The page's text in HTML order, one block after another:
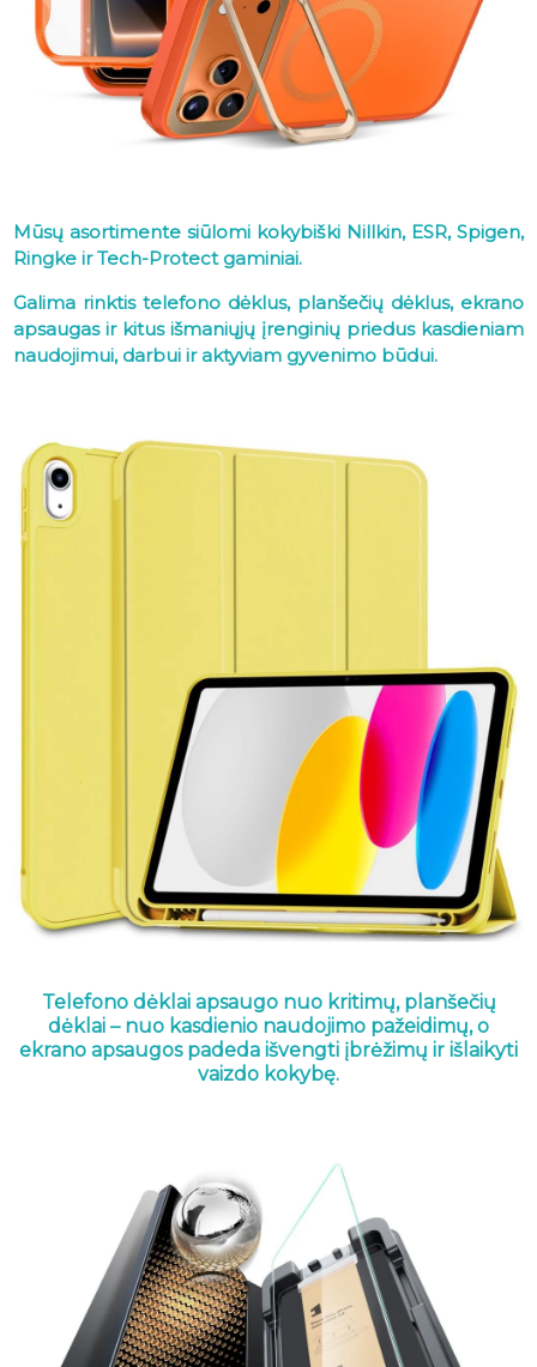
Mūsų asortimente siūlomi kokybiški Nillkin, ESR, Spigen,
Ringke ir Tech-Protect gaminiai.
Galima rinktis telefono dėklus, planšečių dėklus, ekrano
apsaugas ir kitus išmaniųjų įrenginių priedus kasdieniam
naudojimui, darbui ir aktyviam gyvenimo būdui.
Telefono dėklai apsaugo nuo kritimų, planšečių
dėklai – nuo kasdienio naudojimo pažeidimų, o
ekrano apsaugos padeda išvengti įbrėžimų ir išlaikyti
vaizdo kokybę.